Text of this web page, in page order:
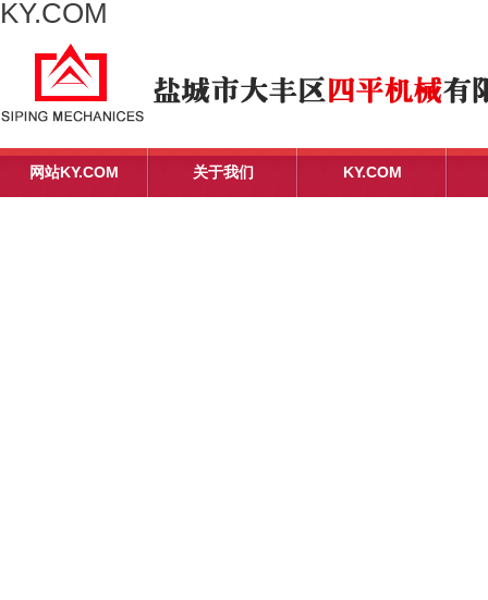
KY.COM
网站KY.COM 关于我们 KY.COM